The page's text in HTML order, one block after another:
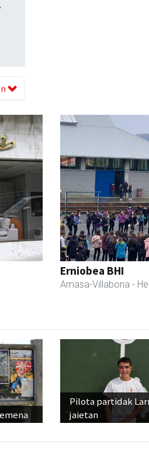
Erniobea BHI
Amasa-Villabona -
Pilota partidak
jaietan